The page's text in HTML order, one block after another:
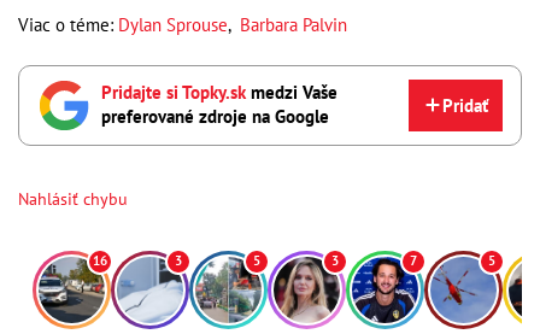
Viac o téme: Dylan Sprouse, Barbara Palvin
Pridajte si Topky.skmedzi Vaše
preferované zdroje na Google
Pridať
Nahlásiť chybu
16 3 5 3 7 5